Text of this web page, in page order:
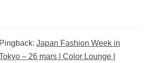
Pingback: Japan Fashion Week in
– 26 mars | Color Lounge |